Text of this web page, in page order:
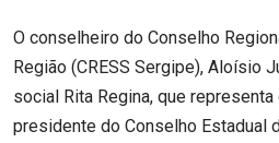
O conselheiro do Conselho
Região (CRESS Sergipe), Aloísio
social Rita Regina, que
presidente do Conselho Estadual